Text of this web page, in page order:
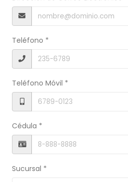
Teléfono *
Teléfono Móvil *
Cédula *
Sucursal *